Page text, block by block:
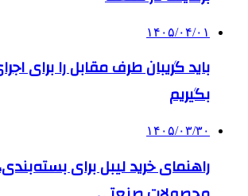
۱۴۰۵/۰۴/۰۱
باید گریبان طرف مقابل را برای
بگیریم
۱۴۰۵/۰۳/۳۰
راهنمای خرید لیبل برای